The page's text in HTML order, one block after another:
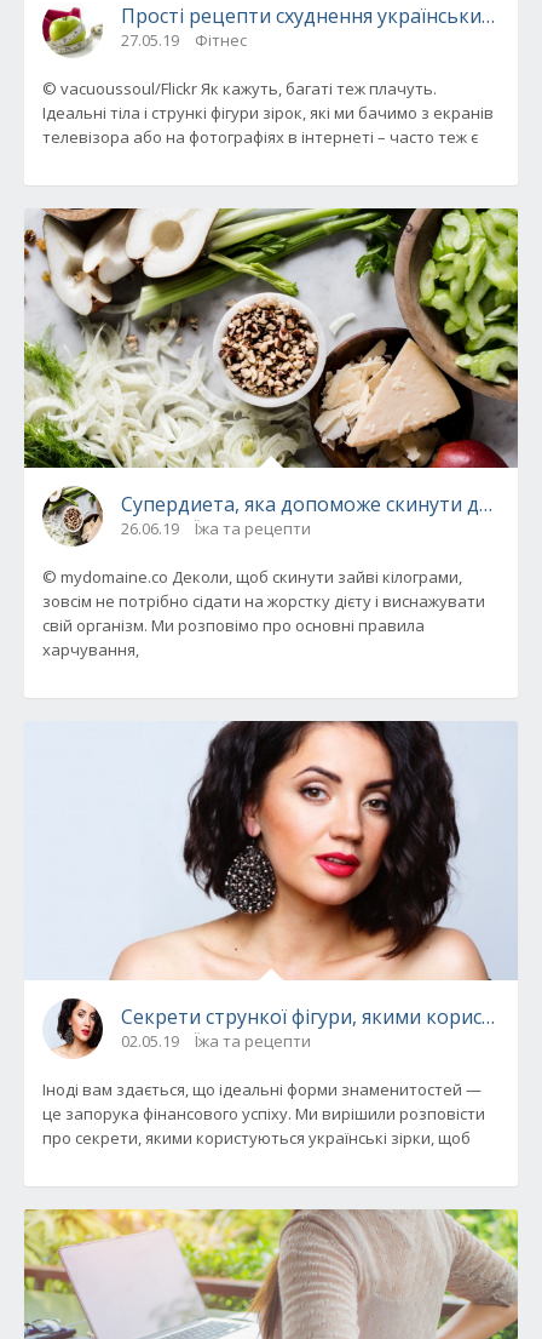
Прості рецепти схуднення українських
27.05.19 Фітнес
© vacuoussoul/Flickr Як кажуть, багаті теж плачуть.
Ідеальні тіла і стрункі фігури зірок, які ми бачимо з екранів
телевізора або на фотографіях в інтернеті – часто теж є
Супердиета, яка допоможе скинути до 40 кг
26.06.19 Їжа та рецепти
© mydomaine.co Деколи, щоб скинути зайві кілограми,
зовсім не потрібно сідати на жорстку дієту і виснажувати
свій організм. Ми розповімо про основні правила
харчування,
Секрети стрункої фігури, якими
02.05.19 Їжа та рецепти
Іноді вам здається, що ідеальні форми знаменитостей —
це запорука фінансового успіху. Ми вирішили розповісти
про секрети, якими користуються українські зірки, щоб